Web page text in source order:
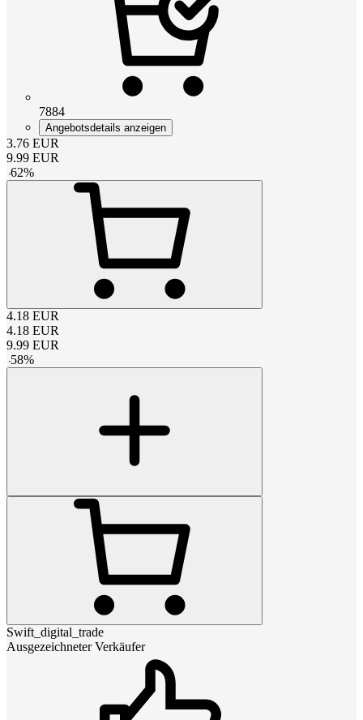
7884
Angebotsdetails anzeigen
3.76 EUR
9.99 EUR
-62%
4.18 EUR
4.18 EUR
9.99 EUR
-58%
Swift_digital_trade
Ausgezeichneter Verkäufer